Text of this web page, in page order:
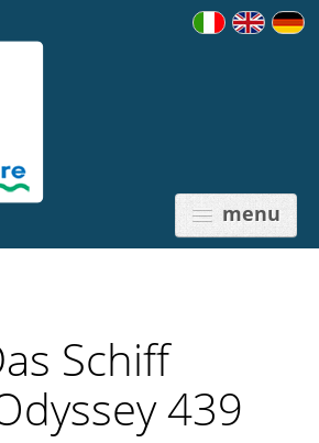
menu
PREISE
Schiff
439